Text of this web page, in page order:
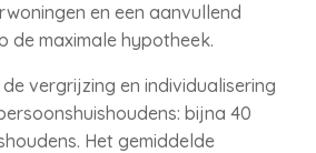
en een aanvullend
de maximale hypotheek.
vergrijzing en individualisering
bijna 40
Het gemiddelde